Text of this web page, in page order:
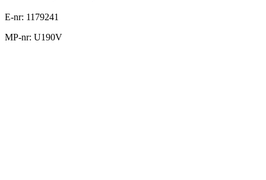
E-nr: 1179241
MP-nr: U190V